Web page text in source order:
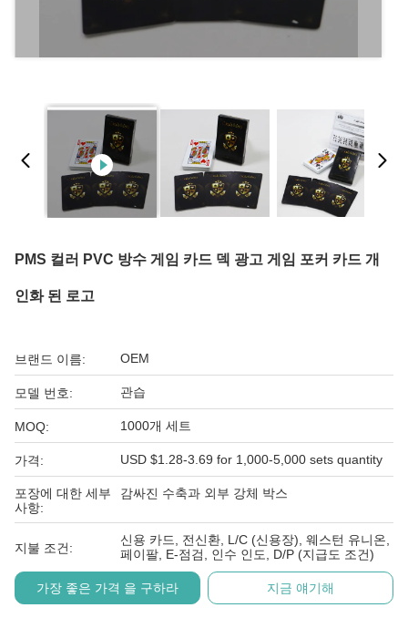
PMS 컬러 PVC 방수 게임 카드 덱 광고 게임 포커 카드 개
인화 된 로고
브랜드 이름: OEM
모델 번호: 관습
MOQ: 1000개 세트
가격: USD $1.28-3.69 for 1,000-5,000 sets quantity
포장에 대한 세부
사항:
감싸진 수축과 외부 강체 박스
지불 조건:
신용 카드, 전신환, L/C (신용장), 웨스턴 유니온,
페이팔, E-점검, 인수 인도, D/P (지급도 조건)
가장 좋은 가격 을 구하라 지금 얘기해